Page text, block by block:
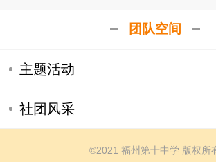
团队空间
主题活动
社团风采
©2021 福州第十中学 版权所